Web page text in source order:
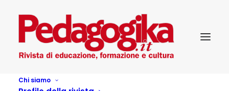
Chi siamo